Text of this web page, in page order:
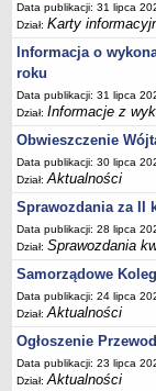
Majątek gminy
Majątek
Dług publiczny
Realizacja
Sprawozdania z
Sprawozdania
Sprawozdania
Informacje z
Interpretacje
SPRAWY DO
BUDOWA
Preferencyjny
Wykaz spraw
Data publikacji: 31 lipca
Dział:Karty
Informacja o
roku
Data publikacji: 31 lipca
Dział:Informacje z
Obwieszczenie
Data publikacji: 30 lipca
Dział:Aktualności
Sprawozdania za II
Data publikacji: 28 lipca
Dział:Sprawozdania
Samorządowe
Data publikacji: 24 lipca
Dział:Aktualności
Ogłoszenie
Data publikacji: 23 lipca
Dział:Aktualności